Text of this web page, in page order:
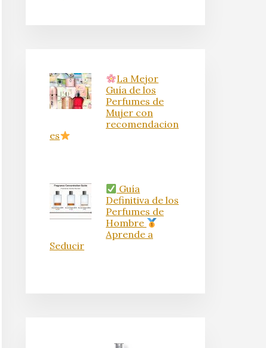
La Mejor
Guía de los
Perfumes de
Mujer con
recomendacion
es
Guía
Definitiva de los
Perfumes de
Hombre
Aprende a
Seducir